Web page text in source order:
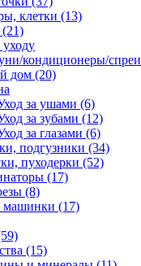
клетки (13)
(21)
кондиционеры/спреи
дом (20)
за ушами (6)
за зубами (12)
за глазами (6)
подгузники (34)
пуходерки (52)
(17)
(8)
(17)
(15)